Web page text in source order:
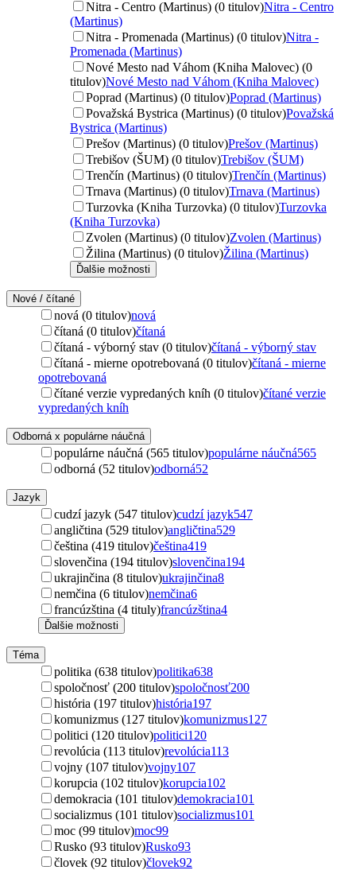
Nitra - Centro (Martinus) (0 titulov)Nitra - Centro
(Martinus)
Nitra - Promenada (Martinus) (0 titulov)Nitra -
Promenada (Martinus)
Nové Mesto nad Váhom (Kniha Malovec) (0
titulov)Nové Mesto nad Váhom (Kniha Malovec)
Poprad (Martinus) (0 titulov)Poprad (Martinus)
Považská Bystrica (Martinus) (0 titulov)Považská
Bystrica (Martinus)
Prešov (Martinus) (0 titulov)Prešov (Martinus)
Trebišov (ŠUM) (0 titulov)Trebišov (ŠUM)
Trenčín (Martinus) (0 titulov)Trenčín (Martinus)
Trnava (Martinus) (0 titulov)Trnava (Martinus)
Turzovka (Kniha Turzovka) (0 titulov)Turzovka
(Kniha Turzovka)
Zvolen (Martinus) (0 titulov)Zvolen (Martinus)
Žilina (Martinus) (0 titulov)Žilina (Martinus)
Ďalšie možnosti
Nové / čítané
nová (0 titulov)nová
čítaná (0 titulov)čítaná
čítaná - výborný stav (0 titulov)čítaná - výborný stav
čítaná - mierne opotrebovaná (0 titulov)čítaná - mierne
opotrebovaná
čítané verzie vypredaných kníh (0 titulov)čítané verzie
vypredaných kníh
Odborná x populárne náučná
populárne náučná (565 titulov)populárne náučná565
odborná (52 titulov)odborná52
Jazyk
cudzí jazyk (547 titulov)cudzí jazyk547
angličtina (529 titulov)angličtina529
čeština (419 titulov)čeština419
slovenčina (194 titulov)slovenčina194
ukrajinčina (8 titulov)ukrajinčina8
nemčina (6 titulov)nemčina6
francúzština (4 tituly)francúzština4
Ďalšie možnosti
Téma
politika (638 titulov)politika638
spoločnosť (200 titulov)spoločnosť200
história (197 titulov)história197
komunizmus (127 titulov)komunizmus127
politici (120 titulov)politici120
revolúcia (113 titulov)revolúcia113
vojny (107 titulov)vojny107
korupcia (102 titulov)korupcia102
demokracia (101 titulov)demokracia101
socializmus (101 titulov)socializmus101
moc (99 titulov)moc99
Rusko (93 titulov)Rusko93
človek (92 titulov)človek92